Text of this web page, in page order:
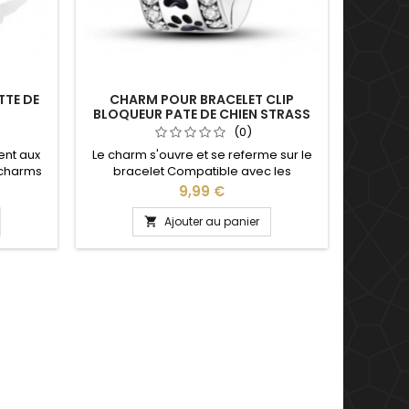
DE
aux
de
: 17,
nous
à
CHARM POUR BRACELET CLIP
BLOQUEUR PATE DE CHIEN STRASS
(0)
Le charm s'ouvre et se referme sur le
bracelet Compatible avec les
bracelets charm Pandora Gnoce ainsi
qu'avec les bracelets charm de notre
site idéal pour : Noël, Saint Valentin,
anniversaire, cadeau, fête
Prix
9,99 €
 Ajouter au panier